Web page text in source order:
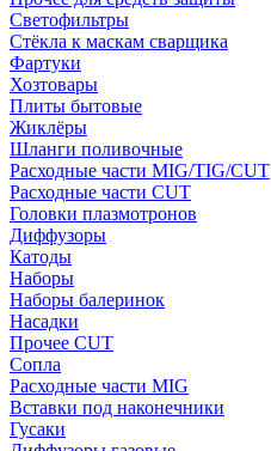
Светофильтры
Стёкла к маскам сварщика
Фартуки
Хозтовары
Плиты бытовые
Жиклёры
Шланги поливочные
Расходные части MIG/TIG/CUT
Расходные части CUT
Головки плазмотронов
Диффузоры
Катоды
Наборы
Наборы балеринок
Насадки
Прочее CUT
Сопла
Расходные части MIG
Вставки под наконечники
Гусаки